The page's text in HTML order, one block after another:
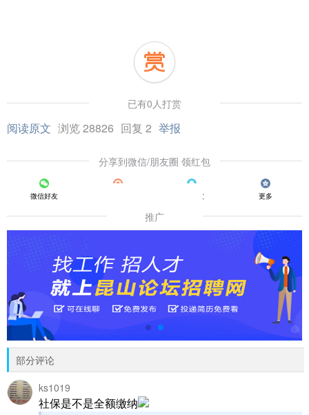
已有0人打赏
阅读原文 浏览 28826 回复 2 举报
分享到微信/朋友圈 领红包
微信好友 QQ好友 更多
推广
部分评论
ks1019
社保是不是全额缴纳